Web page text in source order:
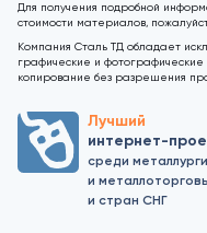
Для получения подробной
стоимости материалов,
Компания Сталь ТД обладает
графические и
копирование без разрешения
Лучший
интернет-
среди
и
и стран СНГ